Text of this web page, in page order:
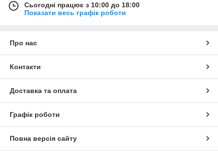
Сьогодні працює з 10:00 до 18:00
Показати весь графік роботи
Про нас
Контакти
Доставка та оплата
Графік роботи
Повна версія сайту